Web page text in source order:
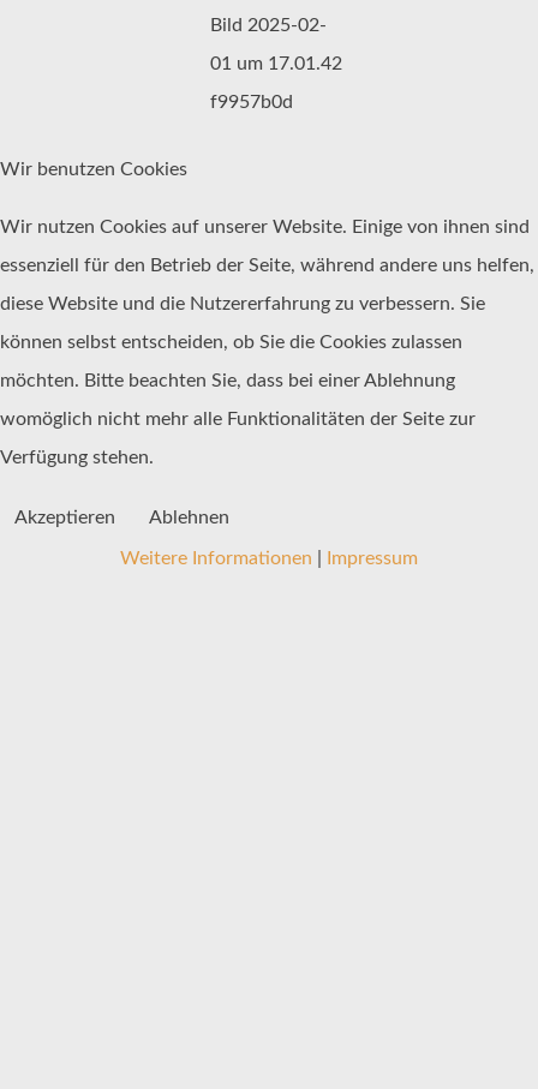
Wir benutzen Cookies
Wir nutzen Cookies auf unserer Website. Einige von ihnen sind
essenziell für den Betrieb der Seite, während andere uns helfen,
diese Website und die Nutzererfahrung zu verbessern. Sie
können selbst entscheiden, ob Sie die Cookies zulassen
möchten. Bitte beachten Sie, dass bei einer Ablehnung
womöglich nicht mehr alle Funktionalitäten der Seite zur
Verfügung stehen.
Akzeptieren Ablehnen
Weitere Informationen Impressum